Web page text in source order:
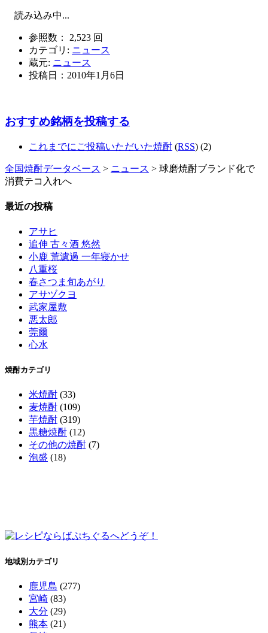
読み込み中...
参照数： 2,523 回
カテゴリ: ニュース
蔵元: ニュース
投稿日： 2010年1月6日
おすすめ銘柄を投稿する
これまでにご投稿いただいた焼酎 (RSS) (2)
全国焼酎データベース > ニュース > 球磨焼酎ブランド化で
消費テコ入れへ
最近の投稿
アサヒ
追伸 古々酒 悠然
小鹿 荒濾過 一年寝かせ
八重桜
春さつま旬あがり
アサヅクヨ
武家屋敷
悪太郎
莞爾
心水
焼酎カテゴリ
米焼酎 (33)
麦焼酎 (109)
芋焼酎 (319)
黒糖焼酎 (12)
その他の焼酎 (7)
泡盛 (18)
地域別カテゴリ
鹿児島 (277)
宮崎 (83)
大分 (29)
熊本 (21)